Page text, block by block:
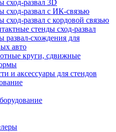
сход-развал 3D
сход-развал с ИК-связью
сход-развал с кордовой связью
стенды сход-развал
развал-схождения для
авто
круги, сдвижные
и аксессуары для стендов